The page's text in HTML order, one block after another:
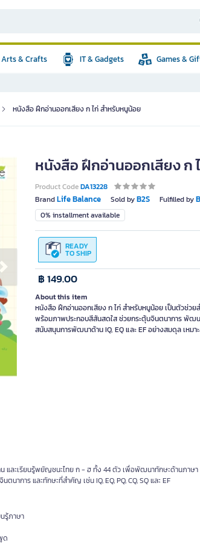
Arts & Crafts IT & Gadgets Games &
หนังสือ ฝึกอ่านออกเสียง ก ไก่ สำหรับหนูน้อย
Next slide
หนังสือ ฝึกอ่านออกเสียง ก
Product CodeDA13228
BrandLife Balance Sold byB2S Fulfilled by
0% installment available
READY
TO SHIP
฿ 149.00
About this item
หนังสือ ฝึกอ่านออกเสียง ก ไก่ สำหรับหนูน้อย เป็นตัวช่
พร้อมภาพประกอบสีสันสดใส ช่วยกระตุ้นจินตนาการ พัฒ
สนับสนุนการพัฒนาด้าน IQ, EQ และ EF อย่างสมดุล เหมา
และเรียนรู้พยัญชนะไทย ก - ฮ ทั้ง 44 ตัว เพื่อพัฒนาทักษะด้านภาษ
าการ และทักษะที่สำคัญ เช่น IQ, EQ, PQ, CQ, SQ และ EF
รู้ภาษา
ด